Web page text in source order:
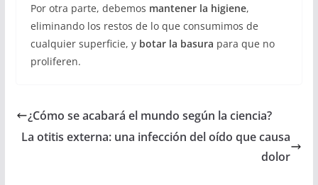
Por otra parte, debemos mantener la higiene,
eliminando los restos de lo que consumimos de
cualquier superficie, y botar la basura para que no
proliferen.
¿Cómo se acabará el mundo según la ciencia?
La otitis externa: una infección del oído que causa
dolor